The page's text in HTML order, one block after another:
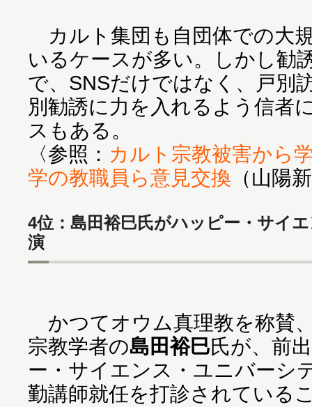
カルト集団も自団体での大
いるケースが多い。しかし勧
で、SNSだけではなく、戸別
別勧誘に力を入れるよう信者
スもある。
〈参照： カルト宗教被害から
学の教職員ら意見交換 （山陽
4位：島田裕巳氏がハッピー・サイ
演
かつてオウム真理教を称賛
宗教学者の島田裕巳氏が、前
ー・サイエンス・ユニバーシ
勤講師就任を打診されている